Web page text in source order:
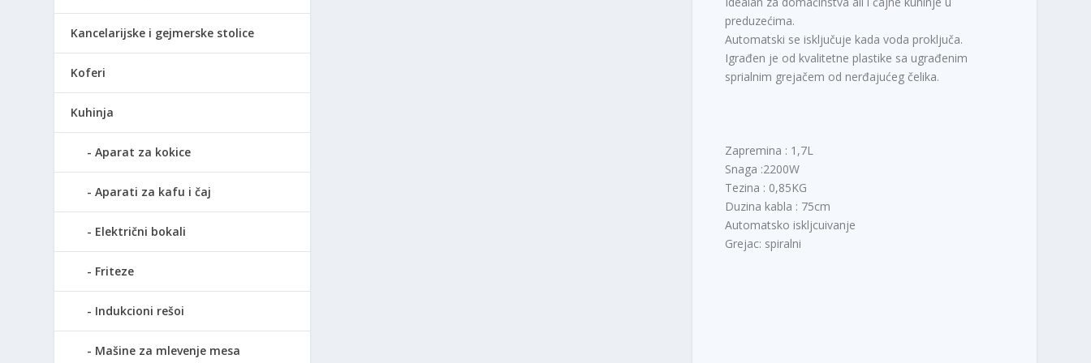
preduzećima.
Automatski se isključuje kada voda proključa.
Igrađen je od kvalitetne plastike sa ugrađenim
sprialnim grejačem od nerđajućeg čelika.
Zapremina : 1,7L
Snaga :2200W
Tezina : 0,85KG
Duzina kabla : 75cm
Automatsko iskljcuivanje
Grejac: spiralni
Kancelarijske i gejmerske stolice
Koferi
Kuhinja
Aparat za kokice
Aparati za kafu i čaj
Električni bokali
Friteze
Indukcioni rešoi
Mašine za mlevenje mesa